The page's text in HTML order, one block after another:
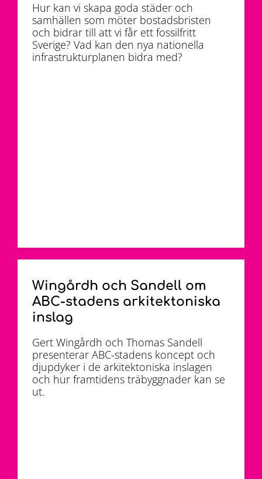
Hur kan vi skapa goda städer och
samhällen som möter bostadsbristen
och bidrar till att vi får ett fossilfritt
Sverige? Vad kan den nya nationella
infrastrukturplanen bidra med?
Wingårdh och Sandell om
ABC-stadens arkitektoniska
inslag
Gert Wingårdh och Thomas Sandell
presenterar ABC-stadens koncept och
djupdyker i de arkitektoniska inslagen
och hur framtidens träbyggnader kan se
ut.